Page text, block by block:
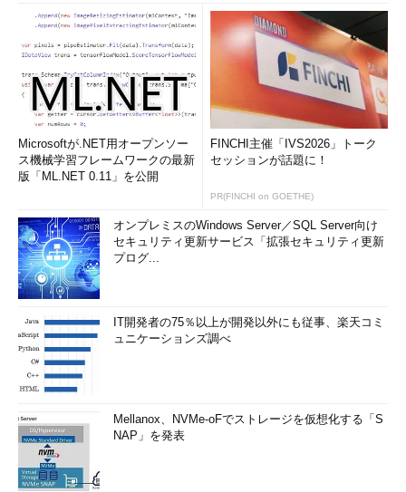
Microsoftが.NET用オープンソー
ス機械学習フレームワークの最新
版「ML.NET 0.11」を公開
FINCHI主催「IVS2026」トーク
セッションが話題に！
PR(FINCHI on GOETHE)
オンプレミスのWindows Server／SQL Server向け
セキュリティ更新サービス「拡張セキュリティ更新
プログ...
IT開発者の75％以上が開発以外にも従事、楽天コミ
ュニケーションズ調べ
Mellanox、NVMe-oFでストレージを仮想化する「S
NAP」を発表